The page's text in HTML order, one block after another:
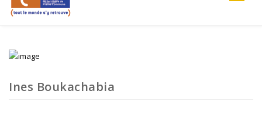
Ines Boukachabia